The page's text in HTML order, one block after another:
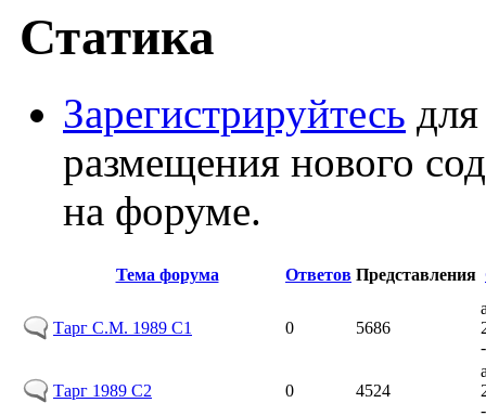
Статика
Зарегистрируйтесь для
размещения нового
на форуме.
Тема форума Ответов Представления
Тарг С.М. 1989 С1 0 5686
Тарг 1989 С2 0 4524